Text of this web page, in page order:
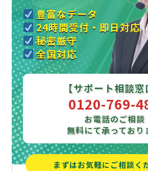
豊富なデータ
24時間受付・即日対応
秘密厳守
全国対応
【サポート相談窓
0120-769-
お電話のご相談
無料にて承っており
まずはお気軽にご相談く